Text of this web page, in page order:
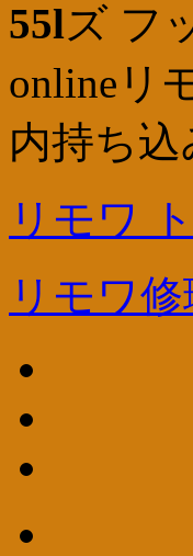
55lズ フ
onlineリ
内持ち
リモワ
リモワ